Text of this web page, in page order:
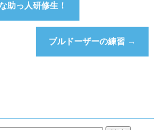
助っ人研修生！
ブルドーザーの練習 →